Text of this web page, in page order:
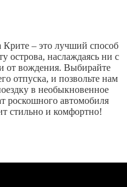
– это лучший способ
острова, наслаждаясь ни с
от вождения. Выбирайте
отпуска, и позвольте нам
в необыкновенное
роскошного автомобиля
стильно и комфортно!